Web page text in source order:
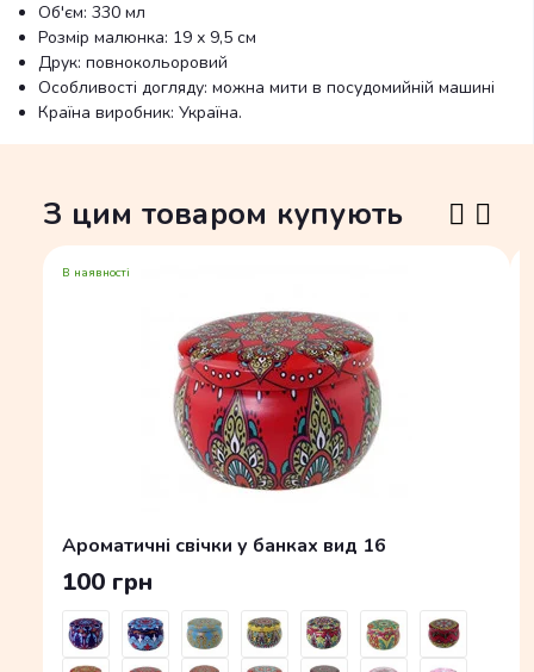
Об'єм: 330 мл
Розмір малюнка: 19 х 9,5 см
Друк: повнокольоровий
Особливості догляду: можна мити в посудомийній машині
Країна виробник: Україна.
З цим товаром купують
В наявності
Ароматичні свічки у банках вид 16
100 грн